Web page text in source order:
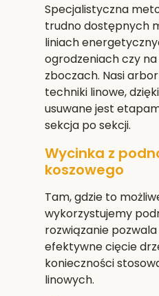
Specjalistyczna
trudno dostępnych
liniach
ogrodzeniach czy
zboczach. Nasi
techniki linowe,
usuwane jest
sekcja po sekcji.
Wycinka z
koszowego
Tam, gdzie to
wykorzystujemy
rozwiązanie
efektywne cięcie
konieczności
linowych.